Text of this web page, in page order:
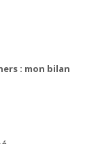
: mon bilan